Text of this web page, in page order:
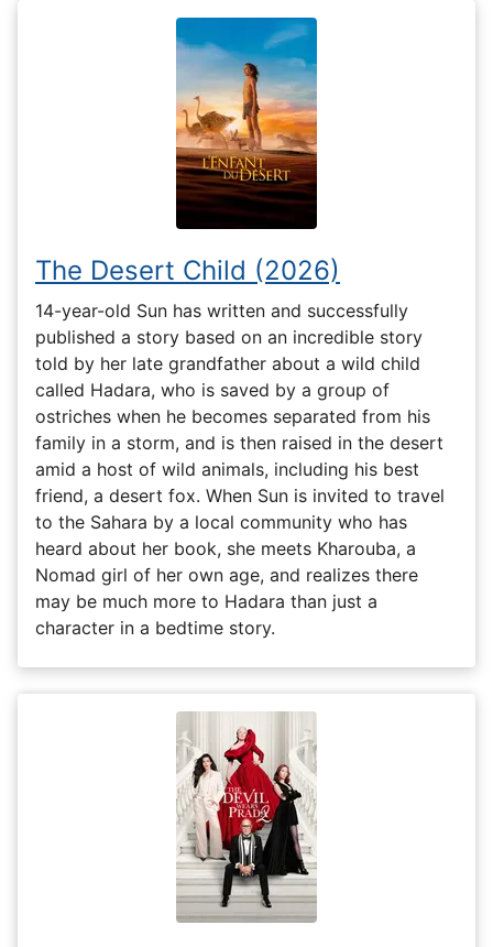
The Desert Child (2026)
14-year-old Sun has written and successfully
published a story based on an incredible story
told by her late grandfather about a wild child
called Hadara, who is saved by a group of
ostriches when he becomes separated from his
family in a storm, and is then raised in the desert
amid a host of wild animals, including his best
friend, a desert fox. When Sun is invited to travel
to the Sahara by a local community who has
heard about her book, she meets Kharouba, a
Nomad girl of her own age, and realizes there
may be much more to Hadara than just a
character in a bedtime story.